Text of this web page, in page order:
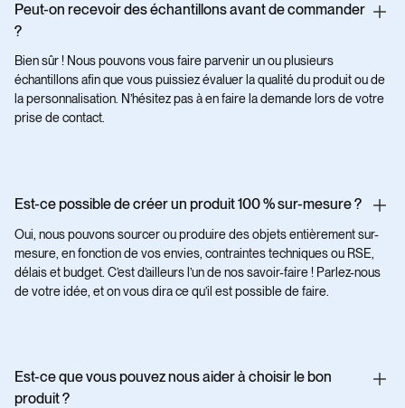
Peut-on recevoir des échantillons avant de commander
?
Bien sûr ! Nous pouvons vous faire parvenir un ou plusieurs
échantillons afin que vous puissiez évaluer la qualité du produit ou de
la personnalisation. N’hésitez pas à en faire la demande lors de votre
prise de contact.
Est-ce possible de créer un produit 100 % sur-mesure ?
Oui, nous pouvons sourcer ou produire des objets entièrement sur-
mesure, en fonction de vos envies, contraintes techniques ou RSE,
délais et budget. C’est d’ailleurs l’un de nos savoir-faire ! Parlez-nous
de votre idée, et on vous dira ce qu’il est possible de faire.
Est-ce que vous pouvez nous aider à choisir le bon
produit ?